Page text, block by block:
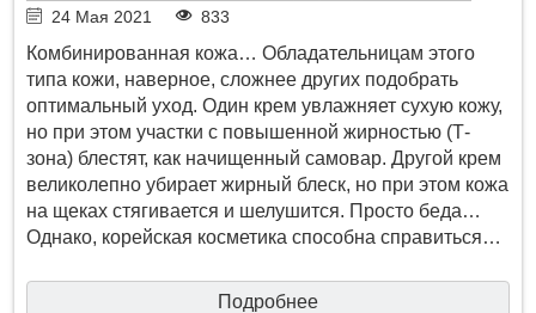
24 Мая 2021 833
Комбинированная кожа… Обладательницам этого
типа кожи, наверное, сложнее других подобрать
оптимальный уход. Один крем увлажняет сухую кожу,
но при этом участки с повышенной жирностью (Т-
зона) блестят, как начищенный самовар. Другой крем
великолепно убирает жирный блеск, но при этом кожа
на щеках стягивается и шелушится. Просто беда…
Однако, корейская косметика способна справиться…
Подробнее